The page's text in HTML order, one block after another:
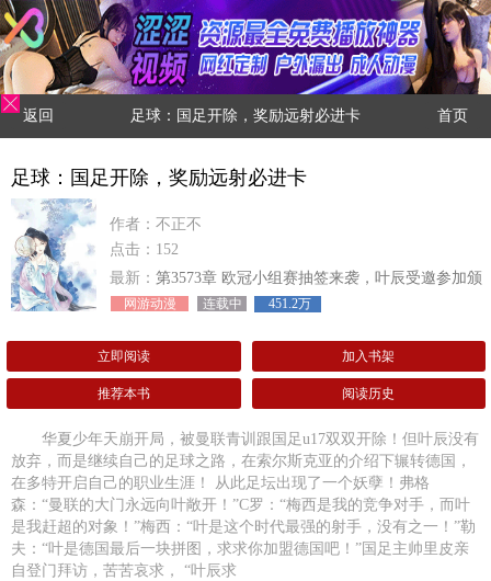
返回 足球：国足开除，奖励远射必进卡 首页
足球：国足开除，奖励远射必进卡
作者：不正不
点击：152
最新： 第3573章 欧冠小组赛抽签来袭，叶辰受邀参加颁
奖典礼！
网游动漫 连载中 451.2万
立即阅读 加入书架
推荐本书 阅读历史
华夏少年天崩开局，被曼联青训跟国足u17双双开除！但叶辰没有
放弃，而是继续自己的足球之路，在索尔斯克亚的介绍下辗转德国，
在多特开启自己的职业生涯！ 从此足坛出现了一个妖孽！弗格
森：“曼联的大门永远向叶敞开！”C罗：“梅西是我的竞争对手，而叶
是我赶超的对象！”梅西：“叶是这个时代最强的射手，没有之一！”勒
夫：“叶是德国最后一块拼图，求求你加盟德国吧！”国足主帅里皮亲
自登门拜访，苦苦哀求， “叶辰求